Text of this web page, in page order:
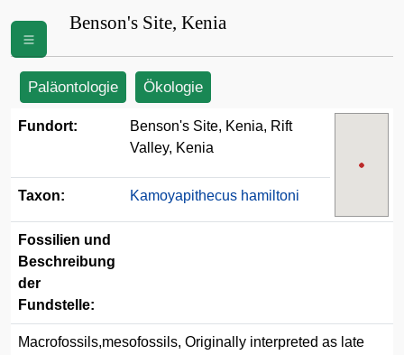
Benson's Site, Kenia
Paläontologie Ökologie
Fundort:
Benson's Site, Kenia, Rift
Valley, Kenia
Taxon: Kamoyapithecus hamiltoni
Fossilien und
Beschreibung
der
Fundstelle:
Macrofossils,mesofossils, Originally interpreted as late